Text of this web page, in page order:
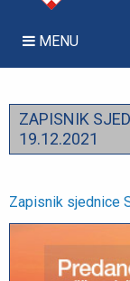
MENU
ZAPISNIK
19.12.2021
Zapisnik sjednice